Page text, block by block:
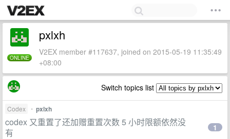
ONLINE
pxlxh
V2EX member #117637, joined on 2015-05-19 11:35:49
+08:00
Switch topics list
Codex • pxlxh
codex 又重置了还加赠重置次数 5 小时限额依然没
有
1